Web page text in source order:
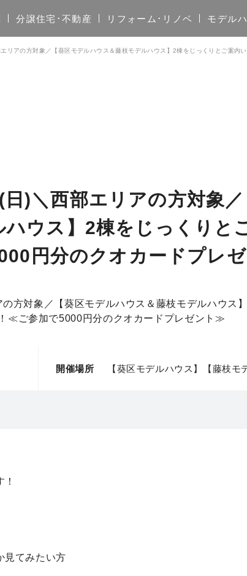
分譲住宅･不動産 リフォーム･リノベ モデル
エリアの方対象／【葵区モデルハウス＆藤枝モデルハウス】2棟をじっくりとご案
日)＼西部エリアの方対象
ウス】2棟をじっくりと
円分のクオカードプレ
開催場所 【葵区モデルハウス】【藤枝モ
見てみたい方